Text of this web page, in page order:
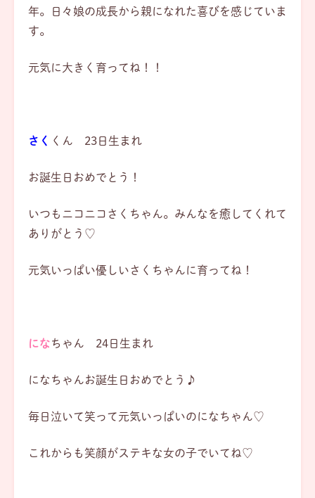
年。日々娘の成長から親になれた喜びを感じていま
す。
元気に大きく育ってね！！
さく くん 23日生まれ
お誕生日おめでとう！
いつもニコニコさくちゃん。みんなを癒してくれて
ありがとう♡
元気いっぱい優しいさくちゃんに育ってね！
になちゃん 24日生まれ
になちゃんお誕生日おめでとう♪
毎日泣いて笑って元気いっぱいのになちゃん♡
これからも笑顔がステキな女の子でいてね♡